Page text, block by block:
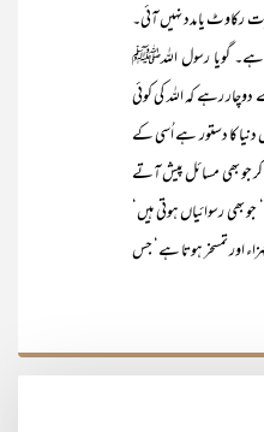
رکاوٹ یا مدد نہیں آئی۔
یہ ۱۰ نبوی ہے۔ گویا رسول اللہﷺ
رہے کہ اللہ کی کوئی
دنیا کا دستور ہے اُسی کے
جو بھی مسائل پیش آتے
بھی رسوائیاں ہوتی ہیں‘
اور تمسخر ہوتا ہے‘ جس